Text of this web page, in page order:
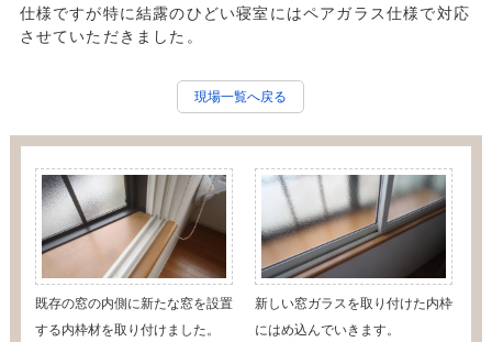
仕様ですが特に結露のひどい寝室にはペアガラス仕様で対応
させていただきました。
現場一覧へ戻る
既存の窓の内側に新たな窓を設置
する内枠材を取り付けました。
新しい窓ガラスを取り付けた内枠
にはめ込んでいきます。